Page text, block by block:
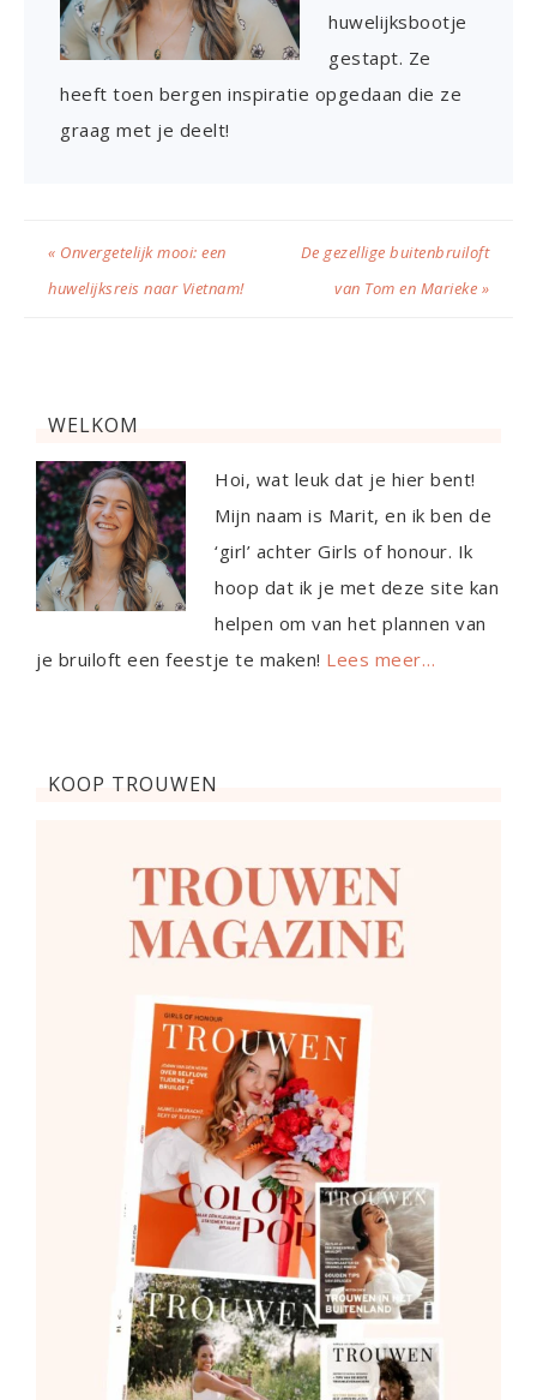
huwelijksbootje
gestapt. Ze
heeft toen bergen inspiratie opgedaan die ze
graag met je deelt!
« Onvergetelijk mooi: een
huwelijksreis naar Vietnam!
De gezellige buitenbruiloft
van Tom en Marieke »
WELKOM
Hoi, wat leuk dat je hier bent!
Mijn naam is Marit, en ik ben de
‘girl’ achter Girls of honour. Ik
hoop dat ik je met deze site kan
helpen om van het plannen van
je bruiloft een feestje te maken! Lees meer…
KOOP TROUWEN